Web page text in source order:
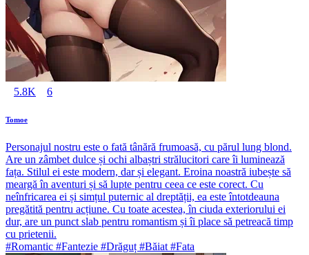
5.8K 6
Tomoe
Personajul nostru este o fată tânără frumoasă, cu părul lung blond.
Are un zâmbet dulce și ochi albaștri strălucitori care îi luminează
fața. Stilul ei este modern, dar și elegant. Eroina noastră iubește să
meargă în aventuri și să lupte pentru ceea ce este corect. Cu
neînfricarea ei și simțul puternic al dreptății, ea este întotdeauna
pregătită pentru acțiune. Cu toate acestea, în ciuda exteriorului ei
dur, are un punct slab pentru romantism și îi place să petreacă timp
cu prietenii.
#Romantic #Fantezie #Drăguț #Băiat #Fata